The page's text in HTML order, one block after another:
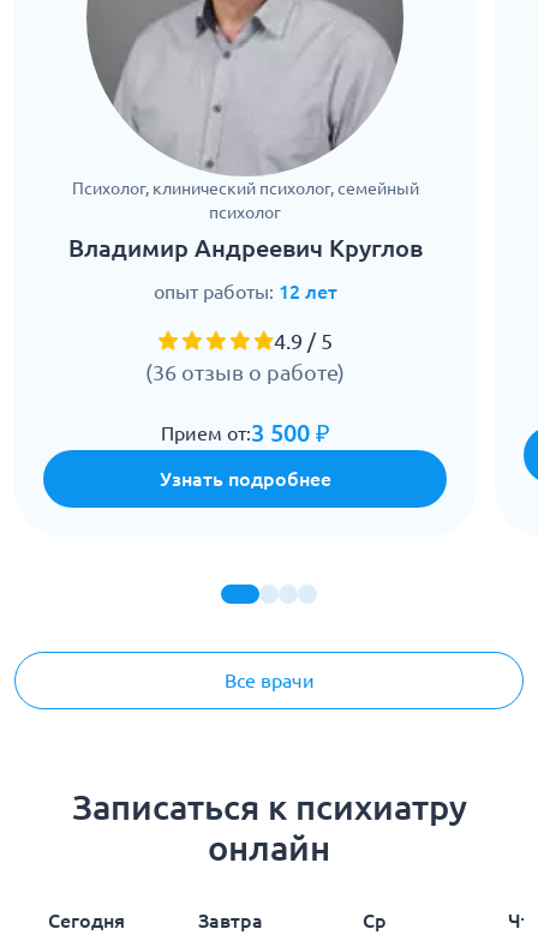
Все врачи
Психолог, клинический психолог, семейный
психолог
Владимир Андреевич Круглов
опыт работы: 12 лет
4.9 / 5
(36 отзыв о работе)
Прием от:3 500 ₽
Узнать подробнее
Записаться к психиатру
онлайн
Сегодня
Завтра
Ср
Чт